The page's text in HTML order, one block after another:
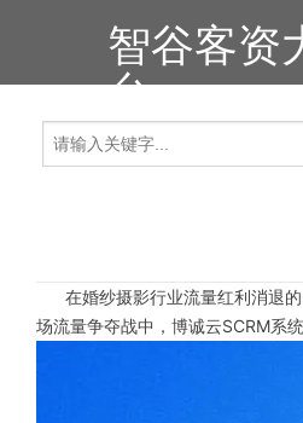
智谷客资
台
在婚纱摄影行业流量红利消退的
场流量争夺战中，博诚云SCRM系